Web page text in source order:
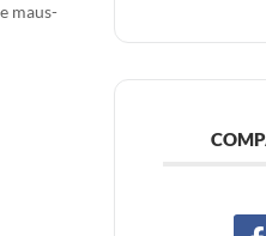
maus-